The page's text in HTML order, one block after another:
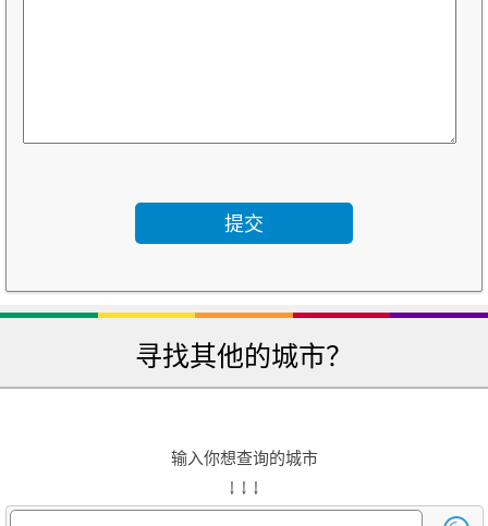
寻找其他的城市？
输入你想查询的城市
↓ ↓ ↓